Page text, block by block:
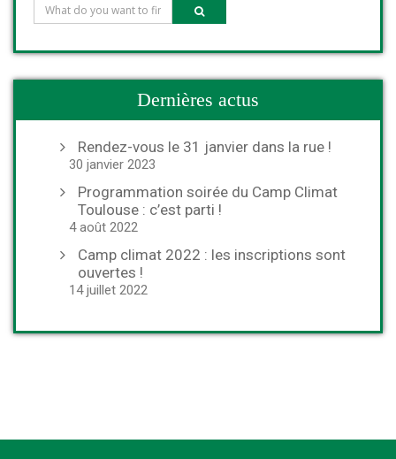
Dernières actus
Rendez-vous le 31 janvier dans la rue !
30 janvier 2023
Programmation soirée du Camp Climat
Toulouse : c’est parti !
4 août 2022
Camp climat 2022 : les inscriptions sont
ouvertes !
14 juillet 2022